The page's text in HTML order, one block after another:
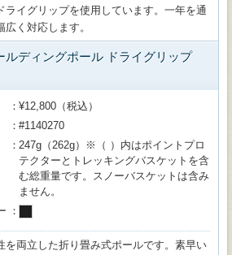
ライグリップを使用しています。一年を通
く対応します。
ルディングポール ドライグリップ
¥12,800（税込）
#1140270
247g（262g）※（ ）内はポイントプロ
テクターとトレッキングバスケットを含
む総重量です。スノーバスケットは含み
ません。
を両立した折り畳み式ポールです。素早い